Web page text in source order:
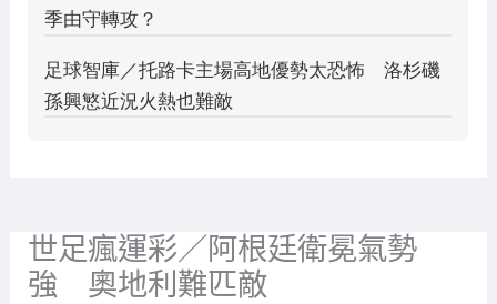
世足瘋運彩／阿根廷衛冕氣勢
強 奧地利難匹敵